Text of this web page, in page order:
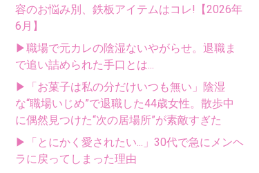
容のお悩み別、鉄板アイテムはコレ!【2026年
6月】
▶職場で元カレの陰湿ないやがらせ。退職ま
で追い詰められた手口とは...
▶「お菓子は私の分だけいつも無い」陰湿
な“職場いじめ”で退職した44歳女性。散歩中
に偶然見つけた“次の居場所”が素敵すぎた
▶「とにかく愛されたい...」30代で急にメンヘ
ラに戻ってしまった理由